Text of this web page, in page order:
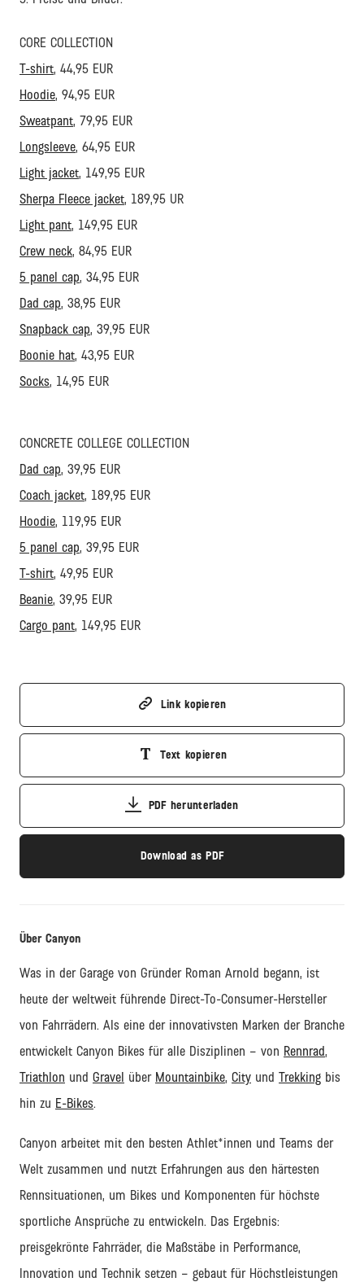
CORE COLLECTION
T-shirt, 44,95 EUR
Hoodie, 94,95 EUR
Sweatpant, 79,95 EUR
Longsleeve, 64,95 EUR
Light jacket, 149,95 EUR
Sherpa Fleece jacket, 189,95 UR
Light pant, 149,95 EUR
Crew neck, 84,95 EUR
5 panel cap, 34,95 EUR
Dad cap, 38,95 EUR
Snapback cap, 39,95 EUR
Boonie hat, 43,95 EUR
Socks, 14,95 EUR
CONCRETE COLLEGE COLLECTION
Dad cap, 39,95 EUR
Coach jacket, 189,95 EUR
Hoodie, 119,95 EUR
5 panel cap, 39,95 EUR
T-shirt, 49,95 EUR
Beanie, 39,95 EUR
Cargo pant, 149,95 EUR
Link kopieren
Text kopieren
PDF herunterladen
Download as PDF
Über Canyon
Was in der Garage von Gründer Roman Arnold begann, ist
heute der weltweit führende Direct-To-Consumer-Hersteller
von Fahrrädern. Als eine der innovativsten Marken der Branche
entwickelt Canyon Bikes für alle Disziplinen – von Rennrad,
Triathlon und Gravel über Mountainbike, City und Trekking bis
hin zu E-Bikes.
Canyon arbeitet mit den besten Athlet*innen und Teams der
Welt zusammen und nutzt Erfahrungen aus den härtesten
Rennsituationen, um Bikes und Komponenten für höchste
sportliche Ansprüche zu entwickeln. Das Ergebnis:
preisgekrönte Fahrräder, die Maßstäbe in Performance,
Innovation und Technik setzen – gebaut für Höchstleistungen